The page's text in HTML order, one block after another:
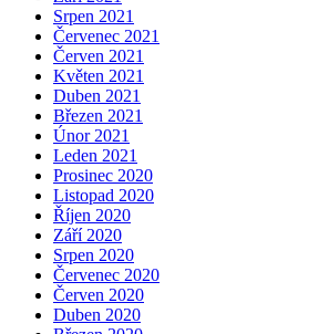
Srpen 2021
Červenec 2021
Červen 2021
Květen 2021
Duben 2021
Březen 2021
Únor 2021
Leden 2021
Prosinec 2020
Listopad 2020
Říjen 2020
Září 2020
Srpen 2020
Červenec 2020
Červen 2020
Duben 2020